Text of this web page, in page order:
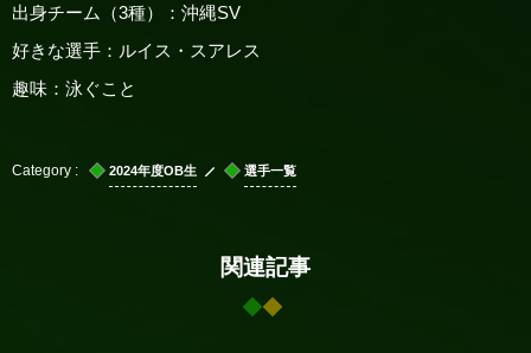
出身チーム（3種）：沖縄SV
好きな選手：ルイス・スアレス
趣味：泳ぐこと
2024年度OB生 選手一覧
関連記事